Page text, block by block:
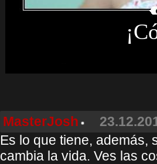
MasterJosh
Es lo que tiene, además,
cambia la vida. Ves las